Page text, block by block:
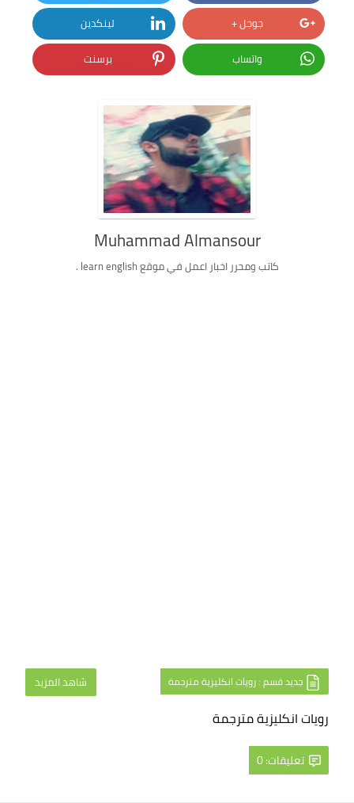
جوجل +
لينكدين
واتساب
برسنت
Muhammad Almansour
كاتب ومحرر اخبار اعمل في موقع learn english .
جديد قسم : رويات انكليزية مترجمة شاهد المزيد
رويات انكليزية مترجمة
تعليقات: 0